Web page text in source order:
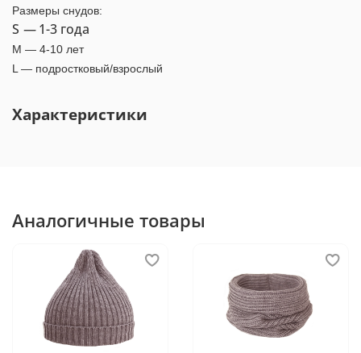
Размеры снудов:
S —1-3 года
M — 4-10 лет
L — подростковый/взрослый
Характеристики
Аналогичные товары